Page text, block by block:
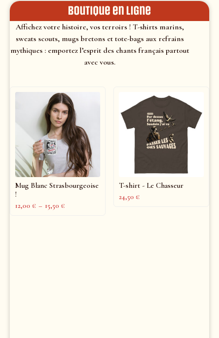
Boutique en ligne
Affichez votre histoire, vos terroirs ! T-shirts marins,
sweats scouts, mugs bretons et tote-bags aux refrains
mythiques : emportez l’esprit des chants français partout
avec vous.
Mug Blanc Strasbourgeoise
!
12,00 € – 15,50 €
T-shirt - Le Chasseur
24,50 €